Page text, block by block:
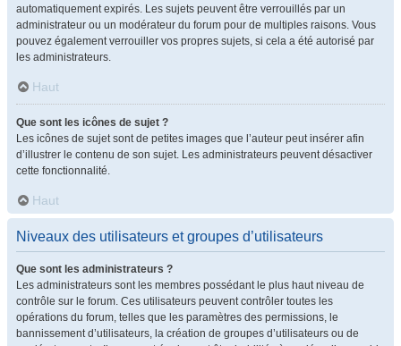
automatiquement expirés. Les sujets peuvent être verrouillés par un
administrateur ou un modérateur du forum pour de multiples raisons. Vous
pouvez également verrouiller vos propres sujets, si cela a été autorisé par
les administrateurs.
Haut
Que sont les icônes de sujet ?
Les icônes de sujet sont de petites images que l’auteur peut insérer afin
d’illustrer le contenu de son sujet. Les administrateurs peuvent désactiver
cette fonctionnalité.
Haut
Niveaux des utilisateurs et groupes d’utilisateurs
Que sont les administrateurs ?
Les administrateurs sont les membres possédant le plus haut niveau de
contrôle sur le forum. Ces utilisateurs peuvent contrôler toutes les
opérations du forum, telles que les paramètres des permissions, le
bannissement d’utilisateurs, la création de groupes d’utilisateurs ou de